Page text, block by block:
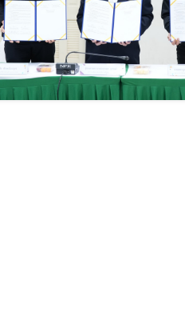
รสายสนับสนุนสู่การทำงานยุคดิจิทัล